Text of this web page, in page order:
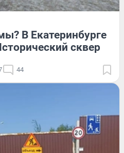
В Екатеринбурге
сквер
44